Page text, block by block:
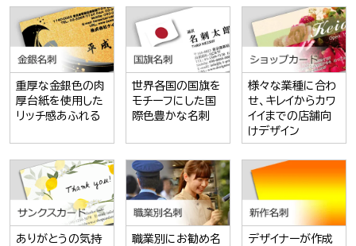
重厚な金銀色の肉
厚台紙を使用した
リッチ感あふれる
世界各国の国旗を
モチーフにした国
際色豊かな名刺
様々な業種に合わ
せ、キレイからカワ
イイまでの店舗向
けデザイン
ありがとうの気持
職業別にお勧め名
デザイナーが作成